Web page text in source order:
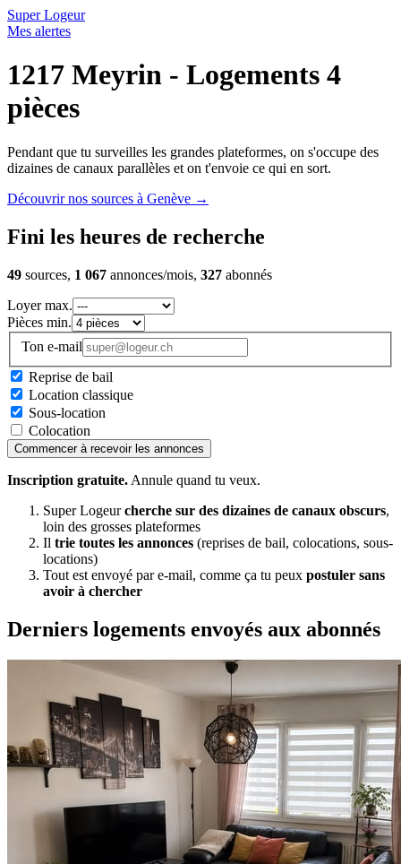
Super Logeur
Mes alertes
1217 Meyrin - Logements 4
pièces
Pendant que tu surveilles les grandes plateformes, on s'occupe des
dizaines de canaux parallèles et on t'envoie ce qui en sort.
Découvrir nos sources à Genève →
Fini les heures de recherche
49 sources, 1 067 annonces/mois, 327 abonnés
Loyer max.
Pièces min.
Ton e-mail
Reprise de bail
Location classique
Sous-location
Colocation
Commencer à recevoir les annonces
Inscription gratuite. Annule quand tu veux.
Super Logeurcherche sur des dizaines de canaux obscurs,
loin des grosses plateformes
Il trie toutes les annonces (reprises de bail, colocations, sous-
locations)
Tout est envoyé par e-mail, comme ça tu peux postuler sans
avoir à chercher
Derniers logements envoyés aux abonnés